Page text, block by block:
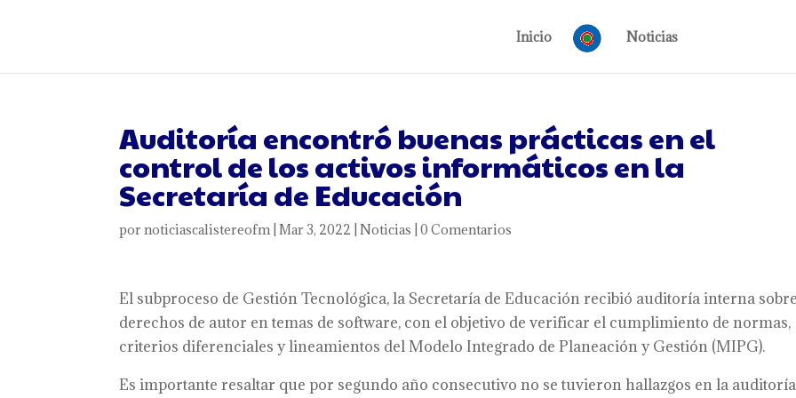
Inicio Noticias
Auditoría encontró buenas prácticas en el
control de los activos informáticos en la
Secretaría de Educación
pornoticiascalistereofm|Mar 3, 2022 |Noticias |0 Comentarios
El subproceso de Gestión Tecnológica, la Secretaría de Educación recibió auditoría interna
derechos de autor en temas de software, con el objetivo de verificar el cumplimiento de normas,
criterios diferenciales y lineamientos del Modelo Integrado de Planeación y Gestión (MIPG).
Es importante resaltar que por segundo año consecutivo no se tuvieron hallazgos en la